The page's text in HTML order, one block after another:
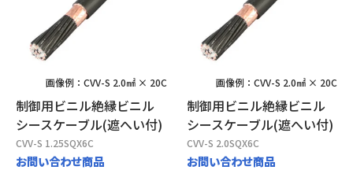
画像例：CVV-S 2.0㎟ × 20C
制御用ビニル絶縁ビニル
シースケーブル(遮へい付)
CVV-S 1.25SQX6C
お問い合わせ商品
画像例：CVV-S 2.0㎟ × 20C
制御用ビニル絶縁ビニル
シースケーブル(遮へい付)
CVV-S 2.0SQX6C
お問い合わせ商品